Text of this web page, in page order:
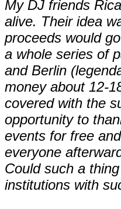
My DJ friends
alive. Their idea
proceeds would
a whole series of
and Berlin
money about 12-
covered with the
opportunity to
events for free
everyone
Could such a
institutions with